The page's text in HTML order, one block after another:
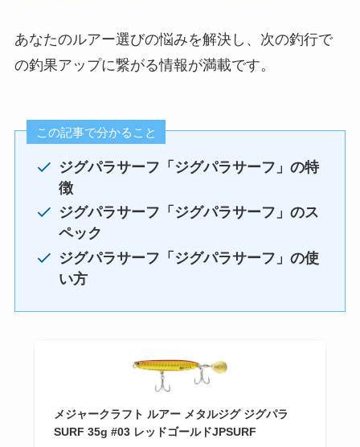
あなたのルアー選びの悩みを解決し、次の釣行で
の釣果アップに繋がる情報が満載です。
この記事で分かること
ジグパラサーフ「ジグパラサーフ」の特
徴
ジグパラサーフ「 ジグパラサーフ 」のス
ペック
ジグパラサーフ「 ジグパラサーフ 」の使
い方
メジャークラフト ルアー メタルジグ ジグパラ
SURF 35g #03 レッドゴールドJPSURF